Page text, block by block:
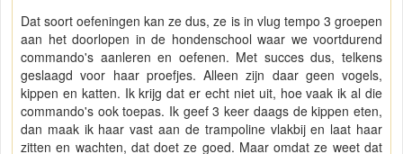
Dat soort oefeningen kan ze dus, ze is in vlug tempo 3 groepen
aan het doorlopen in de hondenschool waar we voortdurend
commando's aanleren en oefenen. Met succes dus, telkens
geslaagd voor haar proefjes. Alleen zijn daar geen vogels,
kippen en katten. Ik krijg dat er echt niet uit, hoe vaak ik al die
commando's ook toepas. Ik geef 3 keer daags de kippen eten,
dan maak ik haar vast aan de trampoline vlakbij en laat haar
zitten en wachten, dat doet ze goed. Maar omdat ze weet dat